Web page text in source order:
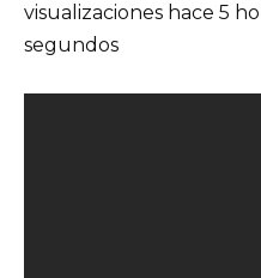
visualizaciones hace 5
segundos